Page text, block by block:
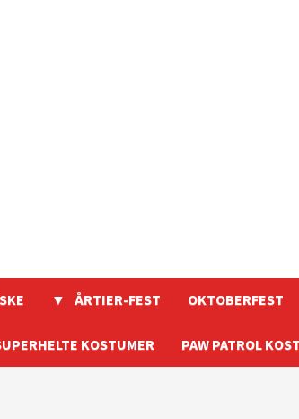
ÅRTIER-FEST OKTOBERFEST
KOSTUMER PAW PATROL